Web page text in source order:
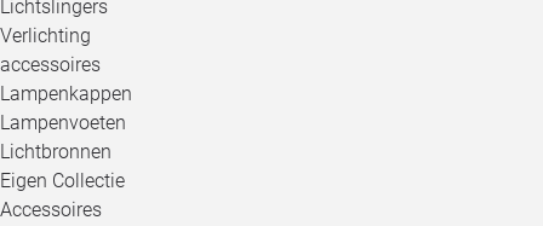
Lichtslingers
Verlichting
accessoires
Lampenkappen
Lampenvoeten
Lichtbronnen
Eigen Collectie
Accessoires